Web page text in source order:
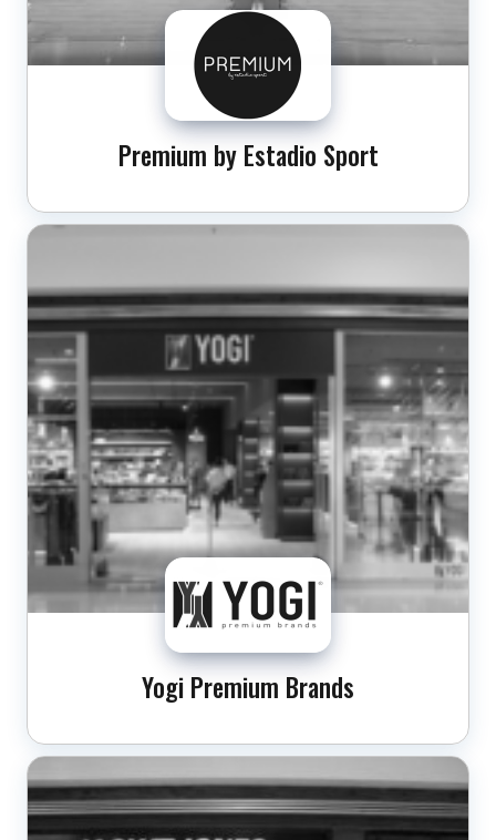
Premium by Estadio Sport
Yogi Premium Brands